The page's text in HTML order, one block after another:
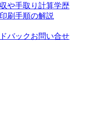
や手取り計算学歴
刷手順の解説
バックお問い合せ